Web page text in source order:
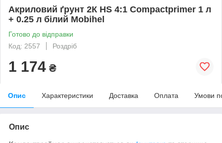
Акриловий ґрунт 2К HS 4:1 Compactprimer 1 л
+ 0.25 л білий Mobihel
Готово до відправки
Код: 2557
Роздріб
1 174 ₴
Опис Характеристики Доставка Оплата Умови
Опис